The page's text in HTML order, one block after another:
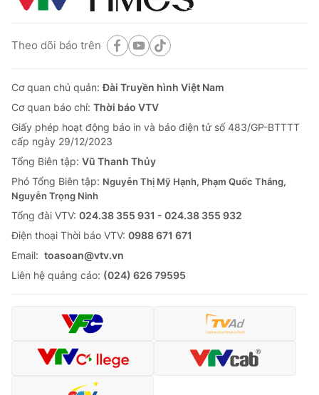
Theo dõi báo trên
Cơ quan chủ quản:Đài Truyền hình Việt Nam
Cơ quan báo chí: Thời báo VTV
Giấy phép hoạt động báo in và báo điện tử số 483/GP-BTTTT
cấp ngày 29/12/2023
Tổng Biên tập: Vũ Thanh Thủy
Phó Tổng Biên tập: Nguyễn Thị Mỹ Hạnh, Phạm Quốc Thắng,
Nguyễn Trọng Ninh
Tổng đài VTV: 024.38 355 931 - 024.38 355 932
Ðiện thoại Thời báo VTV: 0988 671 671
Email: toasoan@vtv.vn
Liên hệ quảng cáo: (024) 626 79595